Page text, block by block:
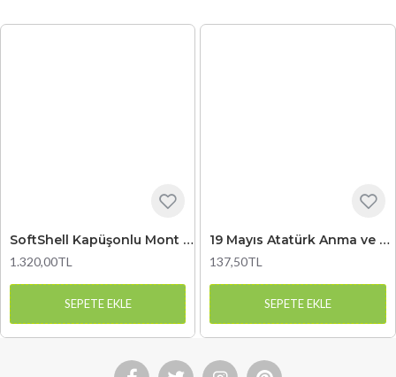
SoftShell Kapüşonlu Mont Yeşil
1.320,00TL
SEPETE EKLE
19 Mayıs Atatürk Anma ve Gençlik Bayramı Baskılı Çocuk Tişört 4
137,50TL
SEPETE EKLE